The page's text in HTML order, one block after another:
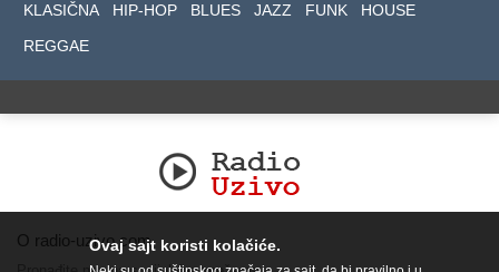
KLASIČNA
HIP-HOP BLUES JAZZ FUNK
HOUSE
REGGAE
O radio-uzivo.comOvaj sajt koristi kolačiće.